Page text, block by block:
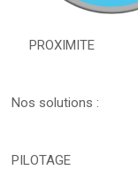
PROXIMITE
Nos solutions :
PILOTAGE